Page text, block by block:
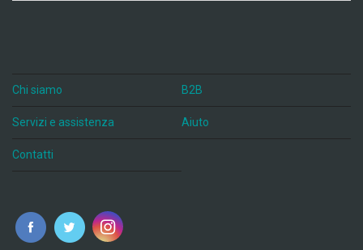
Chi siamo B2B
Servizi e assistenza Aiuto
Contatti